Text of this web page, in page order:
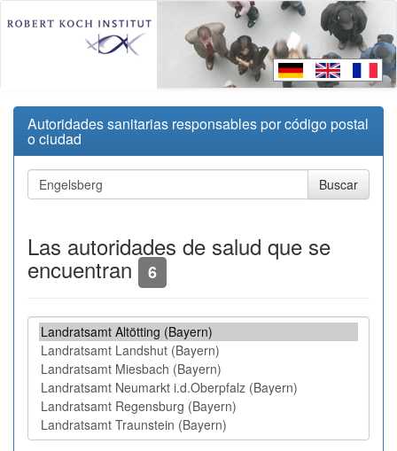
Autoridades sanitarias responsables por código postal
o ciudad
Las autoridades de salud que se
encuentran 6